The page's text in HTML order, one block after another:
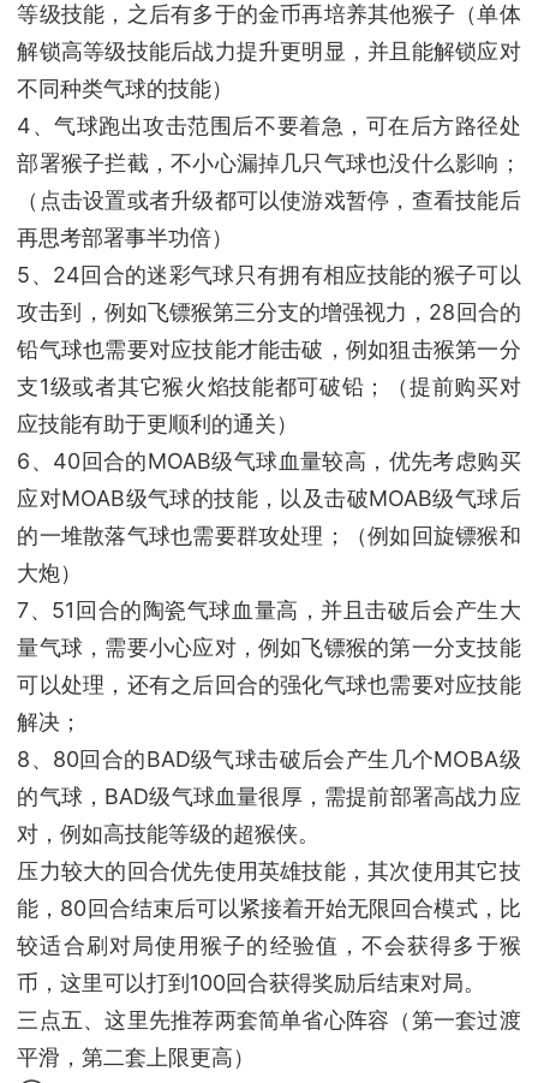
等级技能，之后有多于的金币再培养其他猴子（单体
解锁高等级技能后战力提升更明显，并且能解锁应对
不同种类气球的技能）
4、气球跑出攻击范围后不要着急，可在后方路径处
部署猴子拦截，不小心漏掉几只气球也没什么影响；
（点击设置或者升级都可以使游戏暂停，查看技能后
再思考部署事半功倍）
5、24回合的迷彩气球只有拥有相应技能的猴子可以
攻击到，例如飞镖猴第三分支的增强视力，28回合的
铅气球也需要对应技能才能击破，例如狙击猴第一分
支1级或者其它猴火焰技能都可破铅；（提前购买对
应技能有助于更顺利的通关）
6、40回合的MOAB级气球血量较高，优先考虑购买
应对MOAB级气球的技能，以及击破MOAB级气球后
的一堆散落气球也需要群攻处理；（例如回旋镖猴和
大炮）
7、51回合的陶瓷气球血量高，并且击破后会产生大
量气球，需要小心应对，例如飞镖猴的第一分支技能
可以处理，还有之后回合的强化气球也需要对应技能
解决；
8、80回合的BAD级气球击破后会产生几个MOBA级
的气球，BAD级气球血量很厚，需提前部署高战力应
对，例如高技能等级的超猴侠。
压力较大的回合优先使用英雄技能，其次使用其它技
能，80回合结束后可以紧接着开始无限回合模式，比
较适合刷对局使用猴子的经验值，不会获得多于猴
币，这里可以打到100回合获得奖励后结束对局。
三点五、这里先推荐两套简单省心阵容（第一套过渡
平滑，第二套上限更高）